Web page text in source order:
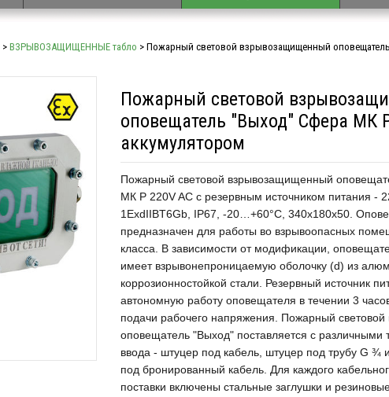
> ВЗРЫВОЗАЩИЩЕННЫЕ табло > Пожарный световой взрывозащищенный
Пожарный световой
оповещатель "Выход" Сфера МК
аккумулятором
Пожарный световой взрывозащищенный
МК Р 220V AC с резервным источником питания -
1ExdIIBT6Gb, IP67, -20…+60°С, 340х180х50.
предназначен для работы во взрывоопасных
класса. В зависимости от модификации,
имеет взрывонепроницаемую оболочку (d) из
коррозионностойкой стали. Резервный источник
автономную работу оповещателя в течении 3
подачи рабочего напряжения. Пожарный
оповещатель "Выход" поставляется с различными
ввода - штуцер под кабель, штуцер под трубу G ¾
под бронированный кабель. Для каждого
поставки включены стальные заглушки и